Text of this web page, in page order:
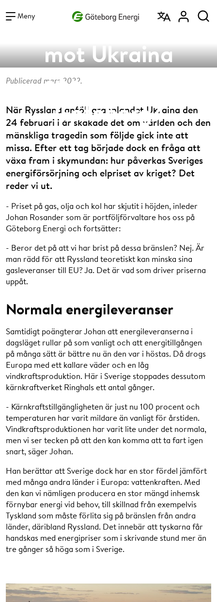
Meny
Rysslands krig
mot Ukraina
energiläget i
Göteborg?
Publicerad mars 2022.
När Ryssland anföll grannlandet Ukraina den
24 februari i år skakade det om världen och den
mänskliga tragedin som följde gick inte att
missa. Efter ett tag började dock en fråga att
växa fram i skymundan: hur påverkas Sveriges
energiförsörjning och elpriset av kriget? Det
reder vi ut.
- Priset på gas, olja och kol har skjutit i höjden, inleder
Johan Rosander som är portföljförvaltare hos oss på
Göteborg Energi och fortsätter:
- Beror det på att vi har brist på dessa bränslen? Nej. Är
man rädd för att Ryssland teoretiskt kan minska sina
gasleveranser till EU? Ja. Det är vad som driver priserna
uppåt.
Normala energileveranser
Samtidigt poängterar Johan att energileveranserna i
dagsläget rullar på som vanligt och att energitillgången
på många sätt är bättre nu än den var i höstas. Då drogs
Europa med ett kallare väder och en låg
vindkraftsproduktion. Här i Sverige stoppades dessutom
kärnkraftverket Ringhals ett antal gånger.
- Kärnkraftstillgängligheten är just nu 100 procent och
temperaturen har varit mildare än vanligt för årstiden.
Vindkraftsproduktionen har varit lite under det normala,
men vi ser tecken på att den kan komma att ta fart igen
snart, säger Johan.
Han berättar att Sverige dock har en stor fördel jämfört
med många andra länder i Europa: vattenkraften. Med
den kan vi nämligen producera en stor mängd inhemsk
förnybar energi vid behov, till skillnad från exempelvis
Tyskland som måste förlita sig på bränslen från andra
länder, däribland Ryssland. Det innebär att tyskarna får
handskas med energipriser som i skrivande stund mer än
tre gånger så höga som i Sverige.